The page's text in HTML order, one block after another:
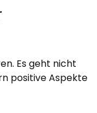
Es geht nicht
positive Aspekte